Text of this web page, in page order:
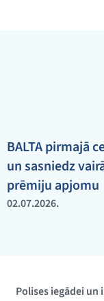
BALTA pirmajā
un sasniedz
prēmiju apjomu
02.07.2026.
Polises iegādei un